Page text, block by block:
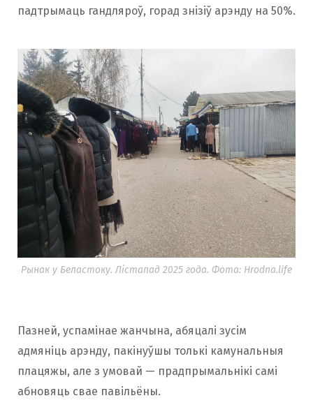
падтрымаць гандляроў, горад знізіў арэнду на 50%.
Рынак у Беластоку. Лістапад 2025 года. Фота: Hrodna.life
Пазней, успамінае жанчына, абяцалі зусім
адмяніць арэнду, пакінуўшы толькі камунальныя
плацяжы, але з умовай — прадпрымальнікі самі
абновяць свае павільёны.